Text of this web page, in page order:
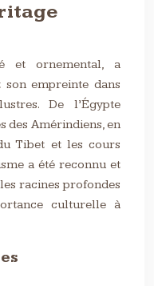
et ornemental, a
son empreinte dans
De l’Égypte
des Amérindiens, en
Tibet et les cours
a été reconnu et
racines profondes
culturelle à